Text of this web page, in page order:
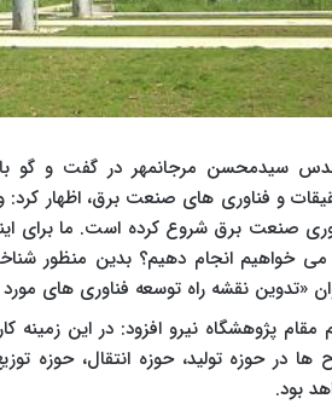
سیدمحسن مرجانمهر در گفت و گو با
و فناوری های صنعت برق، اظهار کرد:
صنعت برق شروع کرده است. ما برای
خواهیم انجام دهیم؟ بدین منظور
«تدوین نقشه راه توسعه فناوری های
ها در حوزه تولید، حوزه انتقال، حوزه
بود.